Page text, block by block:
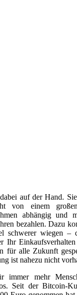
auf der Hand.
von einem
abhängig und
bezahlen. Dazu
schwerer wiegen –
Ihr
für alle Zukunft
ist nahezu nicht
immer mehr
Seit der Bitcoin-